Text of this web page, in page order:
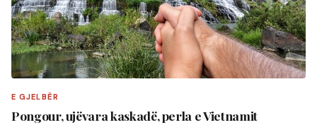
E GJELBËR
Pongour, ujëvara kaskadë, perla e Vietnamit